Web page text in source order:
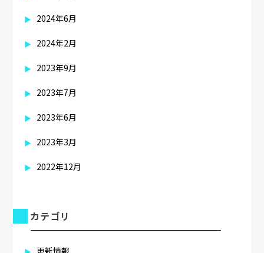
2024年6月
2024年2月
2023年9月
2023年7月
2023年6月
2023年3月
2022年12月
カテゴリ
更新情報